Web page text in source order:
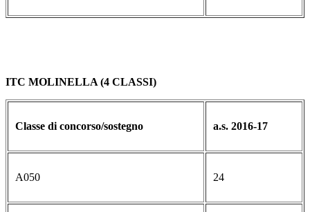
ITC MOLINELLA (4 CLASSI)
Classe di concorso/sostegno a.s. 2016-17
A050 24